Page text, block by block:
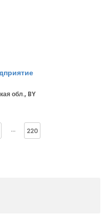
обл., BY
··· 220